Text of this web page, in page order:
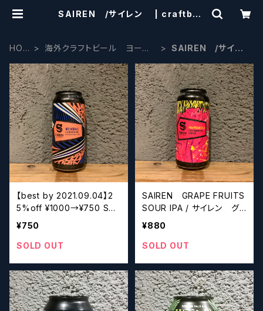
SAIREN /サイレン | craftbee
HOM
海外クラフトビール ヨーロ
SAIREN /サイレ
【best by 2021.09.04】2
5%off ¥1000→¥750 SAI
REN NEO NORMAL CAL
ネオノーマル カリフォルニ
¥750
SOLD OUT
SAIREN GRAPE FRUITS
SOUR IPA / サイレン グ
レープフルーツサワーIPA
¥880
SOLD OUT